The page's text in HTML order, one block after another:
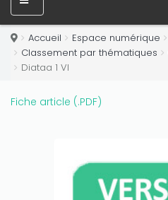
Accueil Espace numérique
Classement par thématiques
Diataa 1 VI
Fiche article (.PDF)
Only play at
amount on your credits!